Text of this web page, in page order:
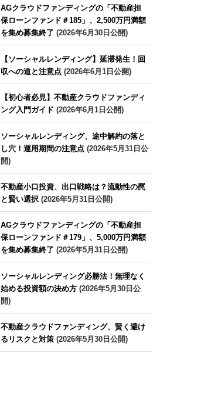
AGクラウドファンディングの「不動産担
保ローンファンド＃185」、2,500万円満額
を集め募集終了 (2026年6月30日公開)
【ソーシャルレンディング】延滞発生！回
収への道と注意点(2026年6月1日公開)
【初心者必見】不動産クラウドファンディ
ング入門ガイド (2026年6月1日公開)
ソーシャルレンディング、途中解約の落と
し穴！運用期間の注意点(2026年5月31日公
開)
不動産小口投資、出口戦略は？流動性の罠
と賢い選択(2026年5月31日公開)
AGクラウドファンディングの「不動産担
保ローンファンド＃179」、5,000万円満額
を集め募集終了 (2026年5月31日公開)
ソーシャルレンディング必勝法！無理なく
始める投資額の決め方(2026年5月30日公
開)
不動産クラウドファンディング、賢く避け
るリスクと対策(2026年5月30日公開)